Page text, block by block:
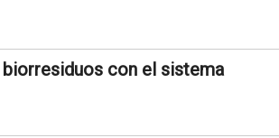
con el sistema